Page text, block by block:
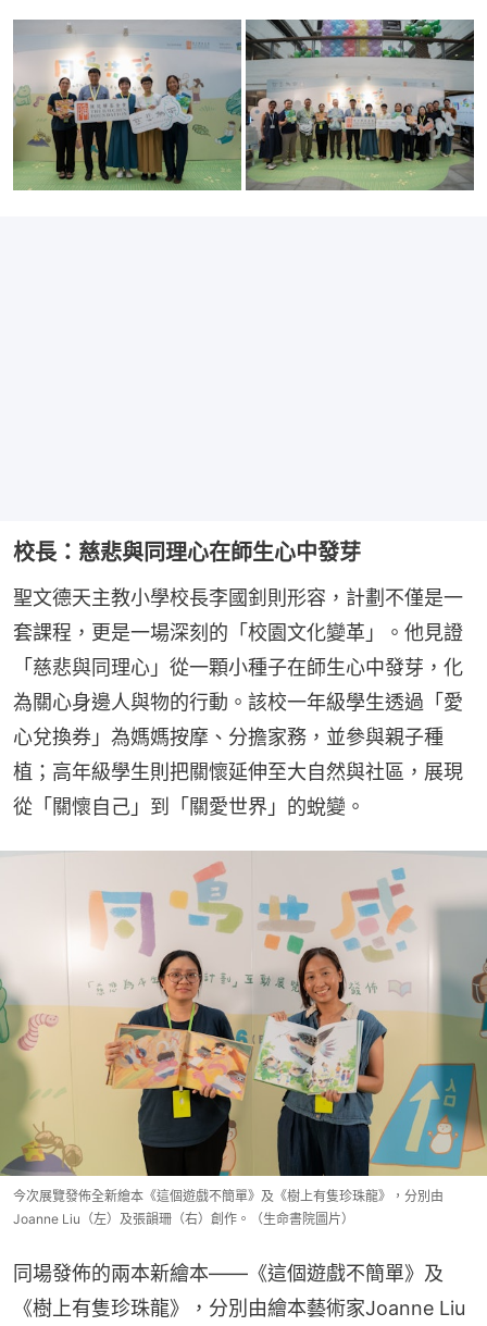
校長：慈悲與同理心在師生心中發芽
聖文德天主教小學校長李國釗則形容，計劃不僅是一
套課程，更是一場深刻的「校園文化變革」。他見證
「慈悲與同理心」從一顆小種子在師生心中發芽，化
為關心身邊人與物的行動。該校一年級學生透過「愛
心兌換券」為媽媽按摩、分擔家務，並參與親子種
植；高年級學生則把關懷延伸至大自然與社區，展現
從「關懷自己」到「關愛世界」的蛻變。
今次展覽發佈全新繪本《這個遊戲不簡單》及《樹上有隻珍珠龍》，分別由
Joanne Liu（左）及張韻珊（右）創作。（生命書院圖片）
同場發佈的兩本新繪本——《這個遊戲不簡單》及
《樹上有隻珍珠龍》，分別由繪本藝術家Joanne Liu